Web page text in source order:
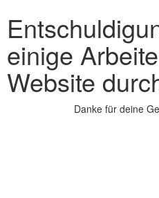
einige
Website
Danke für deine